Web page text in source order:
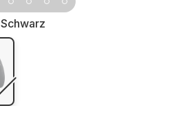
Schwarz